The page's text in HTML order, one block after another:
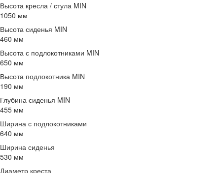
Высота кресла / стула MIN
1050 мм
Высота сиденья MIN
460 мм
Высота с подлокотниками MIN
650 мм
Высота подлокотника MIN
190 мм
Глубина сиденья MIN
455 мм
Ширина с подлокотниками
640 мм
Ширина сиденья
530 мм
Диаметр креста